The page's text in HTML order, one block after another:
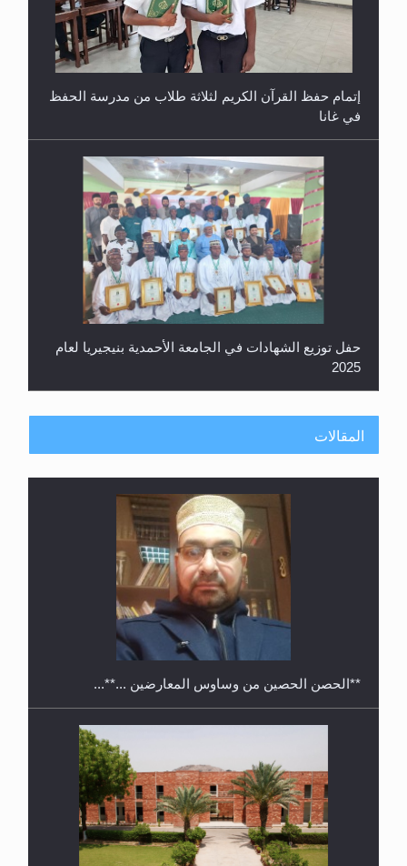
إتمام حفظ القرآن الكريم لثلاثة طلاب من مدرسة الحفظ
في غانا
حفل توزيع الشهادات في الجامعة الأحمدية بنيجيريا لعام
2025
معرض القرآن الكريم لمدة ثلاثين يوما في مكتبة مدينة
ريهيماكي في فنلند
ندوة حول نظام الوصية في الجماعة الأحمدية في
المقالات
**الحصن الحصين من وساوس المعارضين ...**...